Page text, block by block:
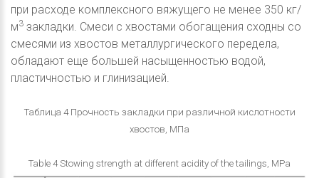
при расходе комплексного вяжущего не менее 350 кг/
м3 закладки. Смеси с хвостами обогащения сходны со
смесями из хвостов металлургического передела,
обладают еще большей насыщенностью водой,
пластичностью и глинизацией.
Таблица 4 Прочность закладки при различной кислотности
хвостов, МПа
Table 4 Stowing strength at different acidity of the tailings, MPa